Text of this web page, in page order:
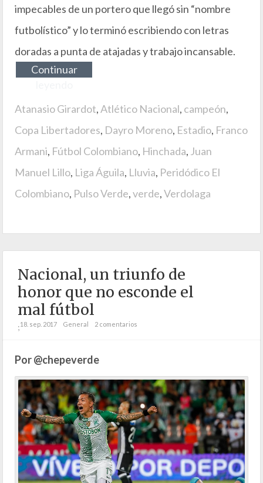
impecables de un portero que llegó sin “nombre
futbolístico” y lo terminó escribiendo con letras
doradas a punta de atajadas y trabajo incansable.
Continuar
Atanasio Girardot,Atlético Nacional, campeón,
Copa Libertadores, Dayro Moreno, Estadio, Franco
Armani, Fútbol Colombiano, Hinchada, Juan
Manuel Lillo, Liga Águila, Lluvia, Peridódico El
Colombiano, Pulso Verde,verde,Verdolaga
Nacional, un triunfo de
honor que no esconde el
mal fútbol
;18. sep. 2017 General 2 comentarios
Por @chepeverde